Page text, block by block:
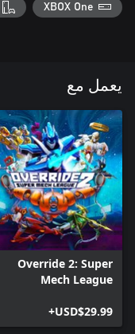
XBOX One
يعمل مع
Override 2: Super
Mech League
USD$29.99+